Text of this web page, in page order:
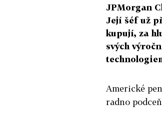
JPMorgan
Její šéf už
kupují, za
svých
Americké
radno